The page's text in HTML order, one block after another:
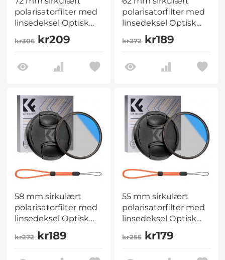
polarisatorfilter med
linsedeksel Optisk
glass ultratynt 18
flerlagsbelegg
kameralinse Nano-
kr306kr209
polarisatorfilter med
linsedeksel Optisk
glass ultratynt 18
flerlagsbelegg
kameralinse Nano-
kr272kr189
58 mm sirkulært
polarisatorfilter med
linsedeksel Optisk
glass Ultra Slim 18
flerlagsbelegg
kr272kr189
55 mm sirkulært
polarisatorfilter med
linsedeksel Optisk
glass Ultraslankt 18
flerlagsbelegg
kr255kr179